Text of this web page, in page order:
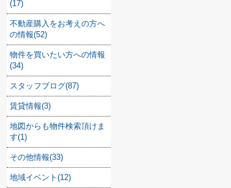
(17)
不動産購入をお考えの方へ
の情報(52)
物件を買いたい方への情報
(34)
スタッフブログ(87)
賃貸情報(3)
地図からも物件検索頂けま
す(1)
その他情報(33)
地域イベント(12)